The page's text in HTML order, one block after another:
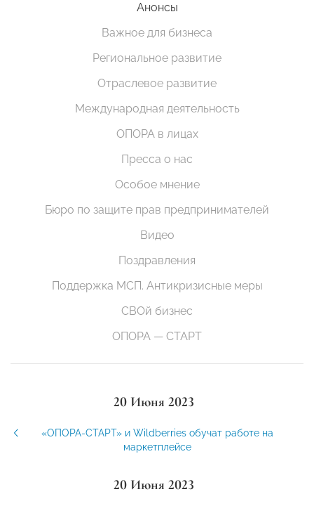
Анонсы
Важное для бизнеса
Региональное развитие
Отраслевое развитие
Международная деятельность
ОПОРА в лицах
Пресса о нас
Особое мнение
Бюро по защите прав предпринимателей
Видео
Поздравления
Поддержка МСП. Антикризисные меры
СВОй бизнес
ОПОРА — СТАРТ
20 Июня 2023
«ОПОРА-СТАРТ» и Wildberries обучат работе на
маркетплейсе
20 Июня 2023